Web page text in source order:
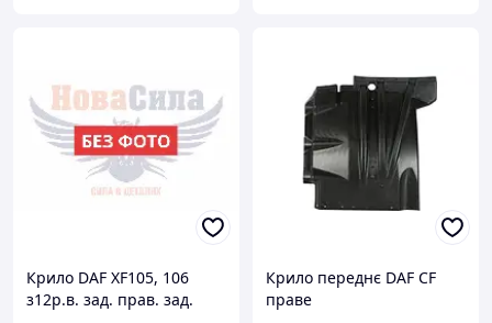
Крило DAF XF105, 106
з12р.в. зад. прав. зад.
Крило переднє DAF CF
праве